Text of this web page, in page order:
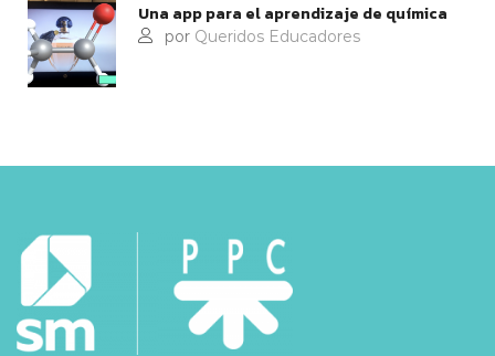
Una app para el aprendizaje de química
por Queridos Educadores